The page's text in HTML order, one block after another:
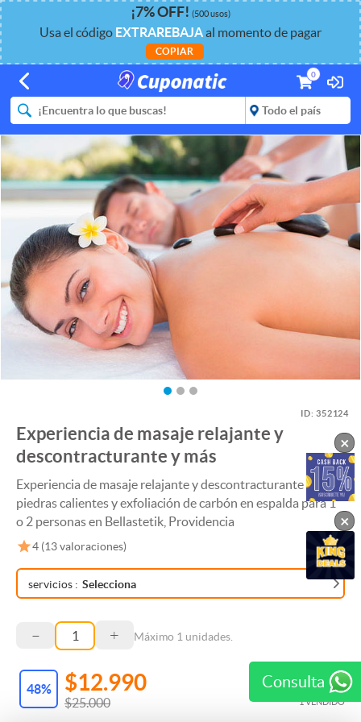
¡7%OFF! (500 usos)
Usa el código EXTRAREBAJAal momento de pagar
COPIAR
0
Consulta
ID:352124
Experiencia de masaje relajante y
descontracturante y más
Experiencia de masaje relajante y descontracturante +
piedras calientes y exfoliación de carbón en espalda para 1
o 2 personas en Bellastetik, Providencia
4 (13 valoraciones)
servicios : Selecciona
– + Máximo 1 unidades.
48% $12.990
$25.000 1 VENDIDO
×
×